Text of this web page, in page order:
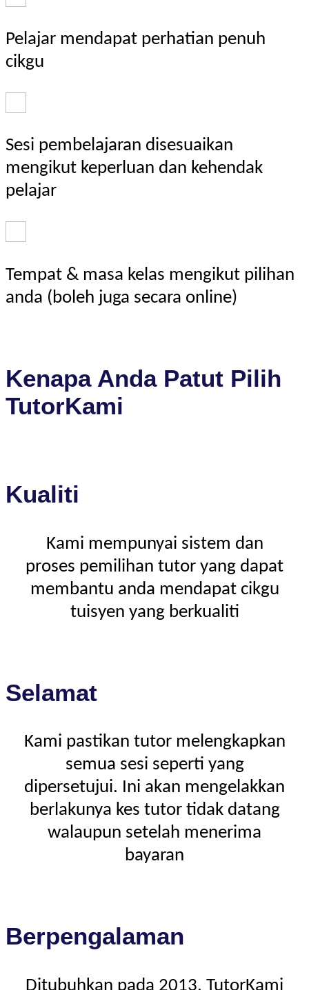
Pelajar mendapat perhatian penuh
cikgu
Sesi pembelajaran disesuaikan
mengikut keperluan dan kehendak
pelajar
Tempat & masa kelas mengikut pilihan
anda (boleh juga secara online)
Kenapa Anda Patut Pilih
TutorKami
Kualiti
Kami mempunyai sistem dan
proses pemilihan tutor yang dapat
membantu anda mendapat cikgu
tuisyen yang berkualiti
Selamat
Kami pastikan tutor melengkapkan
semua sesi seperti yang
dipersetujui. Ini akan mengelakkan
berlakunya kes tutor tidak datang
walaupun setelah menerima
bayaran
Berpengalaman
Ditubuhkan pada 2013, TutorKami